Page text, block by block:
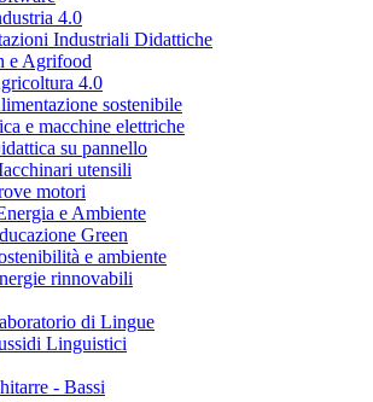
4.0
Industriali Didattiche
e Agrifood
4.0
sostenibile
e macchine elettriche
su pannello
utensili
motori
e Ambiente
Green
e ambiente
rinnovabili
di Lingue
Linguistici
- Bassi